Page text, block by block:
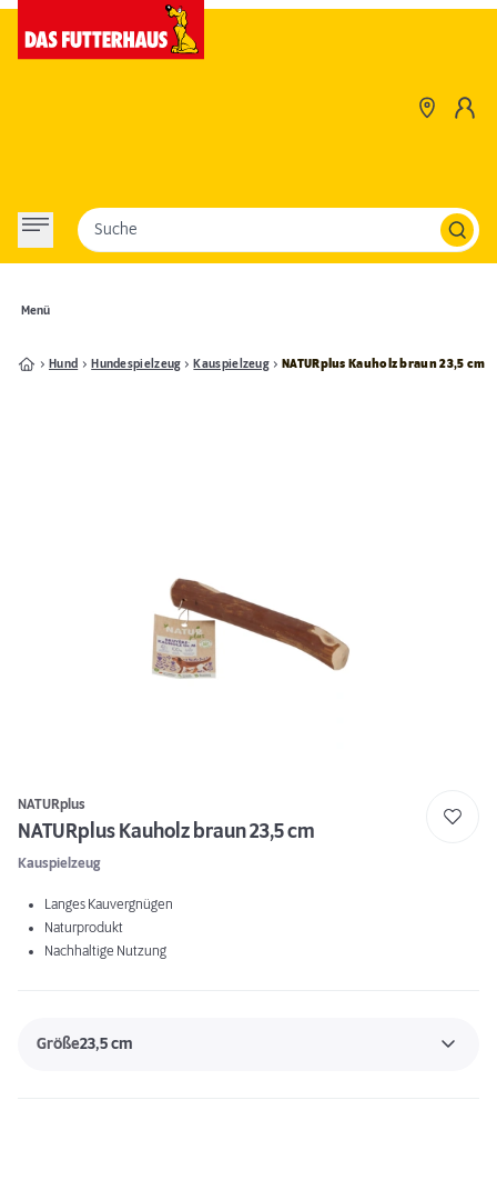
Menü
Suche
Hund Hundespielzeug Kauspielzeug NATURplus Kauholz braun 23,5 cm
NATURplus
NATURplus Kauholz braun 23,5 cm
Kauspielzeug
Langes Kauvergnügen
Naturprodukt
Nachhaltige Nutzung
Größe23,5 cm